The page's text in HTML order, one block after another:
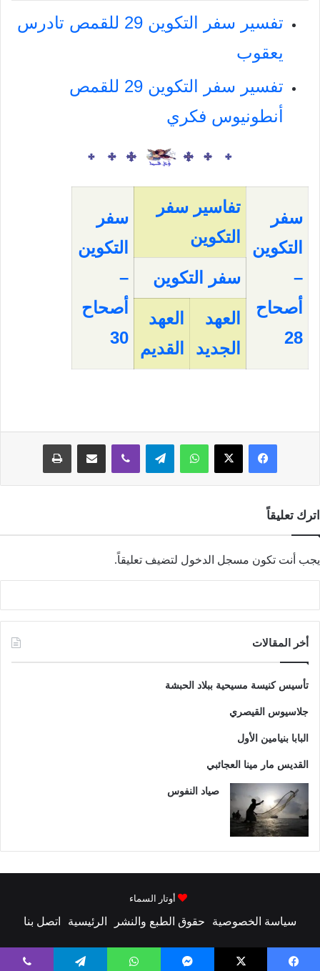
تفسير سفر التكوين 29 للقمص تادرس
يعقوب
تفسير سفر التكوين 29 للقمص
أنطونيوس فكري
سفر
التكوين
–
أصحاح
28
تفاسير سفر
التكوين
سفر
التكوين
–
أصحاح
30
سفر التكوين
العهد
الجديد
العهد
القديم
فيسبوك ‫X واتساب تيلقرام ڤايبر
اترك تعليقاً
يجب أنت تكون مسجل الدخول لتضيف تعليقاً.
أخر المقالات
تأسیس کنیسة مسيحية ببلاد الحبشة
جلاسيوس القيصري
البابا بنيامين الأول
القديس مار مينا العجائبي
صياد النفوس
أوتار السماء
سياسة الخصوصية حقوق الطبع والنشر الرئيسية اتصل بنا